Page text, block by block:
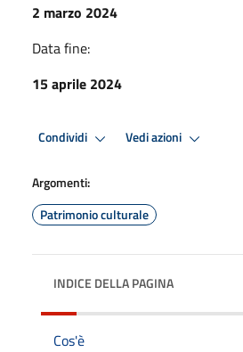
2 marzo 2024
Data fine:
15 aprile 2024
Condividi Vedi azioni
Argomenti:
Patrimonio culturale
INDICE DELLA PAGINA
Cos'è